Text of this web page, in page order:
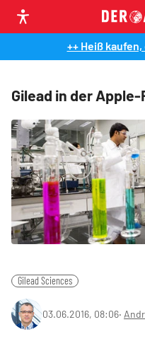
++ Heiß
Gilead in der Apple-
Gilead Sciences
03.06.2016, 08:06‧